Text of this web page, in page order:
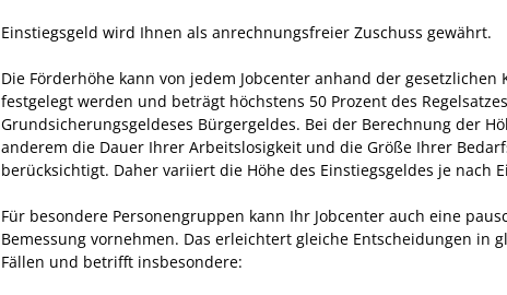
Einstiegsgeld wird Ihnen als anrechnungsfreier Zuschuss gewährt.
Die Förderhöhe kann von jedem Jobcenter anhand der gesetzlichen
festgelegt werden und beträgt höchstens 50 Prozent des
Grundsicherungsgeldeses Bürgergeldes. Bei der Berechnung der
anderem die Dauer Ihrer Arbeitslosigkeit und die Größe Ihrer
berücksichtigt. Daher variiert die Höhe des Einstiegsgeldes je nach
Für besondere Personengruppen kann Ihr Jobcenter auch eine
Bemessung vornehmen. Das erleichtert gleiche Entscheidungen in
Fällen und betrifft insbesondere: